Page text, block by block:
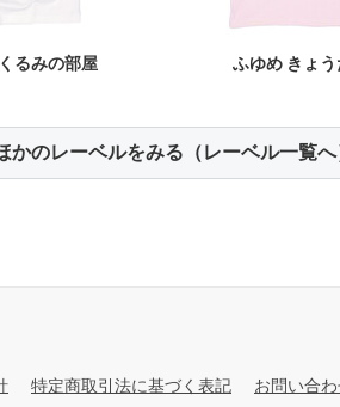
るみの部屋 ふゆめ きょ
かのレーベルをみる（レーベル一覧へ
特定商取引法に基づく表記 お問い合